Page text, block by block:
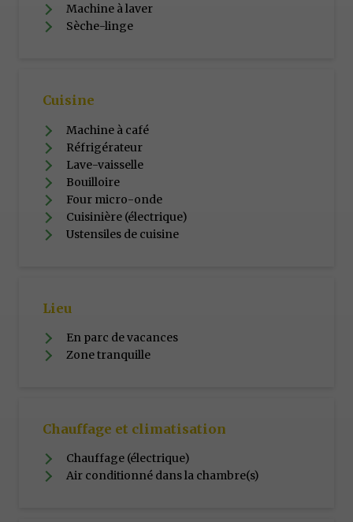
Machine à laver
Sèche-linge
Cuisine
Machine à café
Réfrigérateur
Lave-vaisselle
Bouilloire
Four micro-onde
Cuisinière (électrique)
Ustensiles de cuisine
Lieu
En parc de vacances
Zone tranquille
Chauffage et climatisation
Chauffage (électrique)
Air conditionné dans la chambre(s)